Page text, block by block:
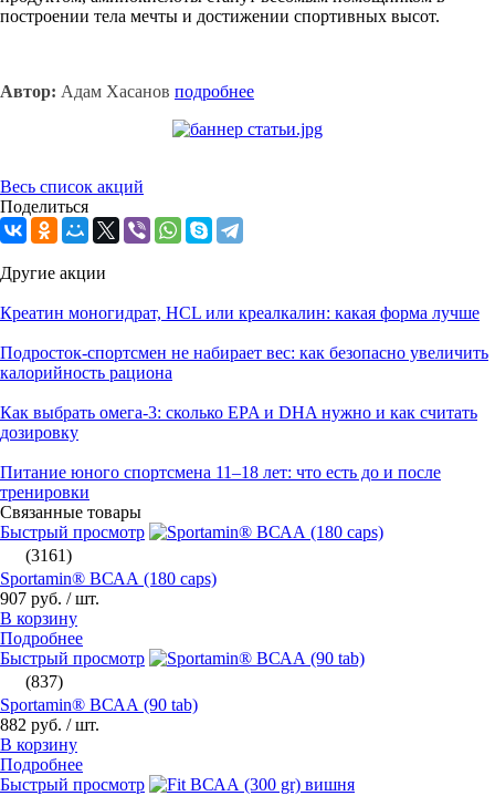
построении тела мечты и достижении спортивных высот.
Автор: Адам Хасанов подробнее
Весь список акций
Поделиться
Другие акции
Креатин моногидрат, HCL или креалкалин: какая форма лучше
Подросток-спортсмен не набирает вес: как безопасно увеличить
калорийность рациона
Как выбрать омега‑3: сколько EPA и DHA нужно и как считать
дозировку
Питание юного спортсмена 11–18 лет: что есть до и после
тренировки
Связанные товары
Быстрый просмотр
(3161)
Sportamin® ВСАА (180 caps)
907 руб. / шт.
В корзину
Подробнее
Быстрый просмотр
(837)
Sportamin® ВСАА (90 tab)
882 руб. / шт.
В корзину
Подробнее
Быстрый просмотр